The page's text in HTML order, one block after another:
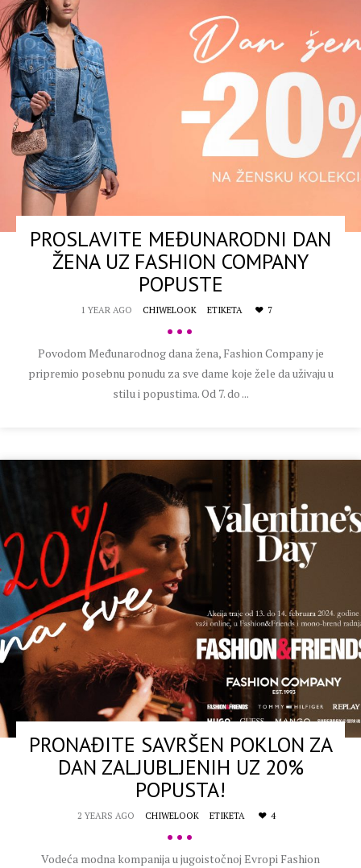
PROSLAVITE MEĐUNARODNI DAN
ŽENA UZ FASHION COMPANY
POPUSTE
1 YEAR AGO CHIWELOOK ETIKETA 7
•••
Povodom Međunarodnog dana žena, Fashion Company je
pripremio posebnu ponudu za sve dame koje žele da uživaju u
stilu i popustima. Od 7. do ...
PRONAĐITE SAVRŠEN POKLON ZA
DAN ZALJUBLJENIH UZ 20%
POPUSTA!
2 YEARS AGO CHIWELOOK ETIKETA 4
•••
Vodeća modna kompanija u jugoistočnoj Evropi Fashion